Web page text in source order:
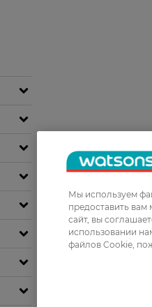
Мы используем
предоставить
сайт, вы
использовании
файлов Cookie,